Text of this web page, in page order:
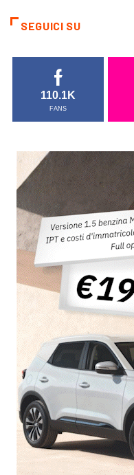
SEGUICI SU
110.1K
FANS